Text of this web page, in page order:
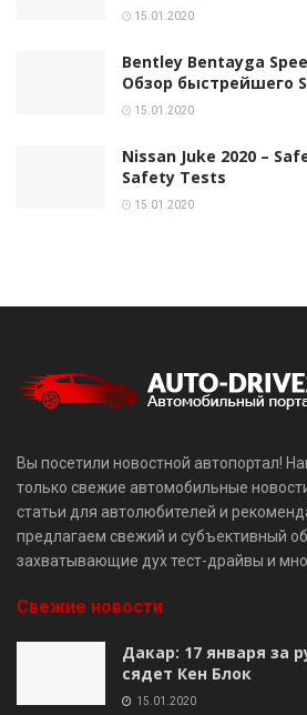
15.01.2020
Bentley Bentayga
Обзор быстрейшего
15.01.2020
Nissan Juke 2020 –
Safety Tests
15.01.2020
Вы посетили новостной автопортал!
только свежие автомобильные
статьи для автолюбителей и
предлагаем свежий и субъективный
захватывающие дух тест-драйвы и
Свежие новости
Дакар: 17 января за
сядет Кен Блок
15.01.2020